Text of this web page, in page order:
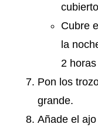
Cubre
la
2
Pon los
grande.
Añade el